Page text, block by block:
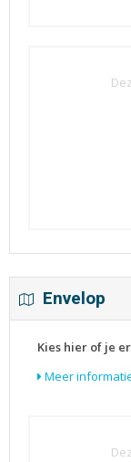
Envelop
Kies hier of je
Meer